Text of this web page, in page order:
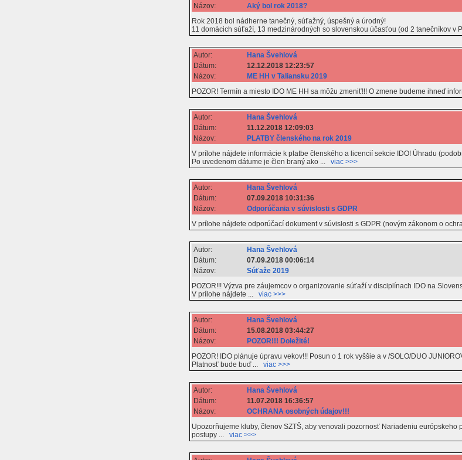
Názov:
Aký bol rok 2018?
Rok 2018 bol nádherne tanečný, súťažný, úspešný a úrodný!
11 domácich súťaží, 13 medzinárodných so slovenskou účasťou (od 2 tanečníkov v
Autor:
Hana Švehlová
Dátum:
12.12.2018 12:23:57
Názov:
ME HH v Taliansku 2019
POZOR! Termín a miesto IDO ME HH sa môžu zmeniť!!! O zmene budeme ihneď
Autor:
Hana Švehlová
Dátum:
11.12.2018 12:09:03
Názov:
PLATBY členského na rok 2019
V prílohe nájdete informácie k platbe členského a licencií sekcie IDO! Úhradu
Po uvedenom dátume je člen braný ako ... viac >>>
Autor:
Hana Švehlová
Dátum:
07.09.2018 10:31:36
Názov:
Odporúčania v súvislosti s GDPR
V prílohe nájdete odporúčací dokument v súvislosti s GDPR (novým zákonom o
Autor:
Hana Švehlová
Dátum:
07.09.2018 00:06:14
Názov:
Súťaže 2019
POZOR!!! Výzva pre záujemcov o organizovanie súťaží v disciplínach IDO na
V prílohe nájdete ... viac >>>
Autor:
Hana Švehlová
Dátum:
15.08.2018 03:44:27
Názov:
POZOR!!! Doležité!
POZOR! IDO plánuje úpravu vekov!!! Posun o 1 rok vyššie a v /SOLO/DUO
Platnosť bude buď ... viac >>>
Autor:
Hana Švehlová
Dátum:
11.07.2018 16:36:57
Názov:
OCHRANA osobných údajov!!!
Upozorňujeme kluby, členov SZTŠ, aby venovali pozornosť Nariadeniu
postupy ... viac >>>